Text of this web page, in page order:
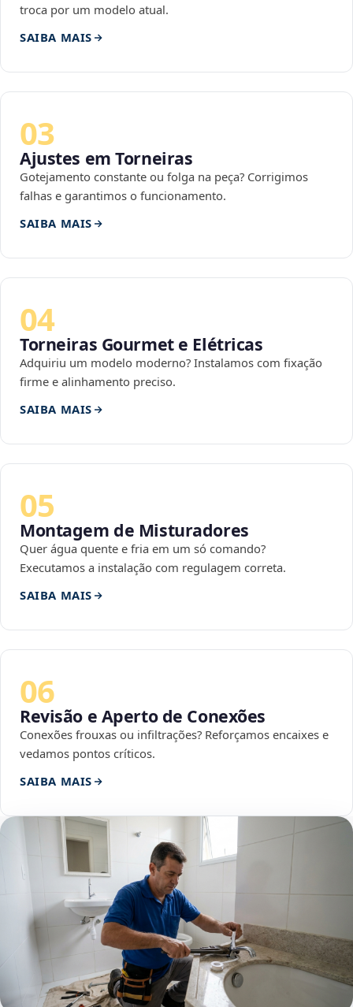
troca por um modelo atual.
SAIBA MAIS
03
Ajustes em Torneiras
Gotejamento constante ou folga na peça? Corrigimos
falhas e garantimos o funcionamento.
SAIBA MAIS
04
Torneiras Gourmet e Elétricas
Adquiriu um modelo moderno? Instalamos com fixação
firme e alinhamento preciso.
SAIBA MAIS
05
Montagem de Misturadores
Quer água quente e fria em um só comando?
Executamos a instalação com regulagem correta.
SAIBA MAIS
06
Revisão e Aperto de Conexões
Conexões frouxas ou infiltrações? Reforçamos encaixes e
vedamos pontos críticos.
SAIBA MAIS